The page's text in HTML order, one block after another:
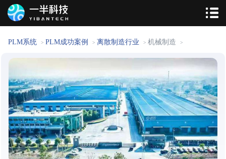
PLM系统 > PLM成功案例 > 离散制造行业 > 机械制造 >